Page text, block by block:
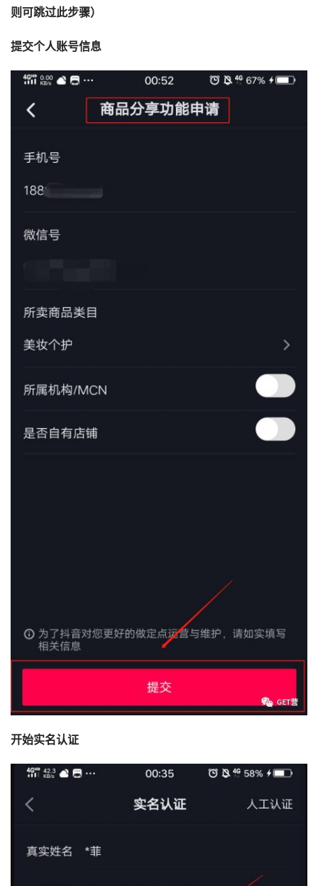
则可跳过此步骤）
提交个人账号信息
开始实名认证